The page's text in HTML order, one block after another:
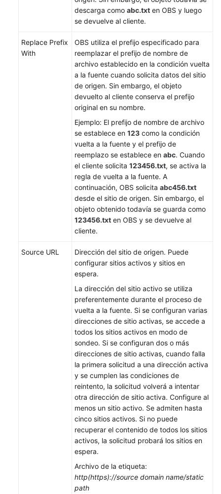
de
error
descarga como abc.txt en OBS y luego
se devuelve al cliente.
Replace Prefix
With
OBS utiliza el prefijo especificado para
reemplazar el prefijo de nombre de
archivo establecido en la condición vuelta
a la fuente cuando solicita datos del sitio
de origen. Sin embargo, el objeto
devuelto al cliente conserva el prefijo
original en su nombre.
Ejemplo: El prefijo de nombre de archivo
se establece en 123 como la condición
vuelta a la fuente y el prefijo de
reemplazo se establece en abc. Cuando
el cliente solicita 123456.txt, se activa la
regla de vuelta a la fuente. A
continuación, OBS solicita abc456.txt
desde el sitio de origen. Sin embargo, el
objeto obtenido todavía se guarda como
123456.txt en OBS y se devuelve al
cliente.
Source URL
Dirección del sitio de origen. Puede
configurar sitios activos y sitios en
espera.
La dirección del sitio activo se utiliza
preferentemente durante el proceso de
vuelta a la fuente. Si se configuran varias
direcciones de sitio activas, se accede a
todos los sitios activos en modo de
sondeo. Si se configuran dos o más
direcciones de sitio activas, cuando falla
la primera solicitud a una dirección activa
y se cumplen las condiciones de
reintento, la solicitud volverá a intentar
otra dirección de sitio activa. Configure al
menos un sitio activo. Se admiten hasta
cinco sitios activos. Si no puede
recuperar el contenido de todos los sitios
activos, la solicitud probará los sitios en
espera.
Archivo de la etiqueta:
http(https)://source domain name/static
path